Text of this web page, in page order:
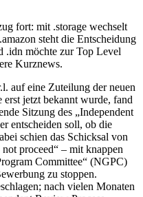
fort: mit .storage wechselt
steht die Entscheidung
.idn möchte zur Top Level
Kurznews.
auf eine Zuteilung der neuen
jetzt bekannt wurde, fand
Sitzung des „Independent
entscheiden soll, ob die
schien das Schicksal von
proceed“ – mit knappen
Committee“ (NGPC)
zu stoppen.
nach vielen Monaten